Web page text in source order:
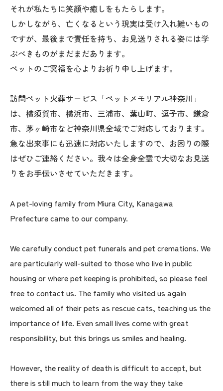
それが私たちに笑顔や癒しをもたらします。
しかしながら、亡くなるという現実は受け入れ難いもの
ですが、最後まで責任を持ち、お見送りされる姿には学
ぶべきものがまだまだあります。
ペットのご冥福を心よりお祈り申し上げます。
訪問ペット火葬サービス「ペットメモリアル神奈川」
は、横須賀市、横浜市、三浦市、葉山町、逗子市、鎌倉
市、茅ヶ崎市など神奈川県全域でご対応しております。
急な出来事にも迅速に対応いたしますので、お困りの際
はぜひご連絡ください。我々は全身全霊で大切なお見送
りをお手伝いさせていただきます。
A pet-loving family from Miura City, Kanagawa
Prefecture came to our company.
We carefully conduct pet funerals and pet cremations. We
are particularly well-suited to those who live in public
housing or where pet keeping is prohibited, so please feel
free to contact us. The family who visited us again
welcomed all of their pets as rescue cats, teaching us the
importance of life. Even small lives come with great
responsibility, but this brings us smiles and healing.
However, the reality of death is difficult to accept, but
there is still much to learn from the way they take